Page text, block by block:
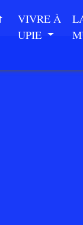
VIVRE À
UPIE